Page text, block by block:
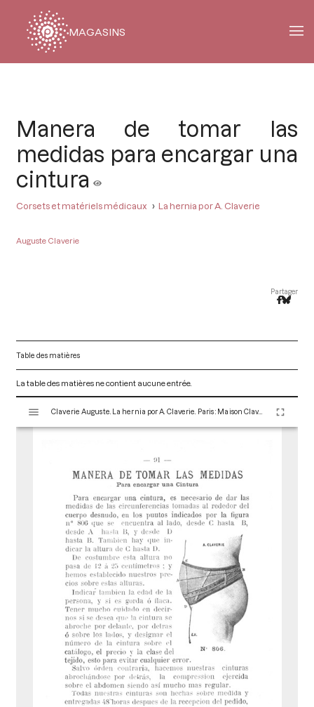
MAGASINS
Manera de tomar las
medidas para encargar una
cintura
Corsets et matériels médicaux La hernia por A. Claverie
Auguste Claverie
Partager
Table des matières
La table des matières ne contient aucune entrée.
s
Claverie Auguste. La hernia por A. Claverie. Paris : Maison Claverie, 1920. 104 p. (Corsets et matériels médicaux, 10)